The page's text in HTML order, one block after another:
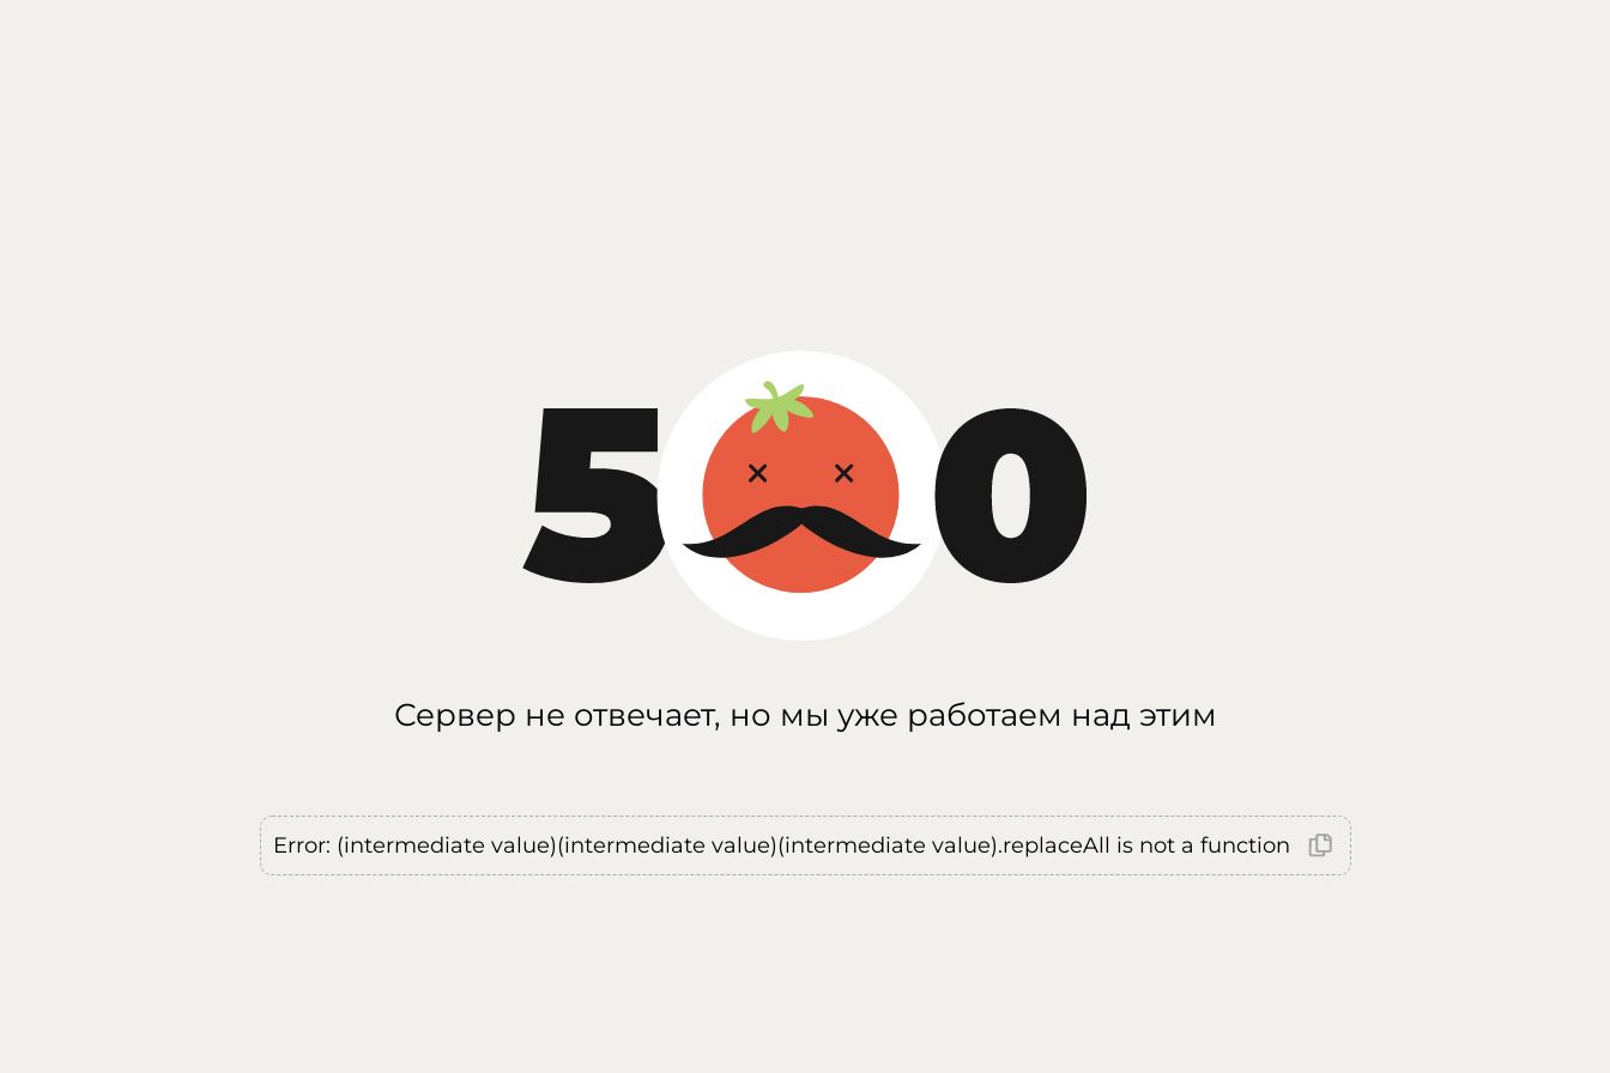
Сервер не отвечает, но мы уже работаем над этим
Error: (intermediate value)(intermediate value)(intermediate value).replaceAll is not a function